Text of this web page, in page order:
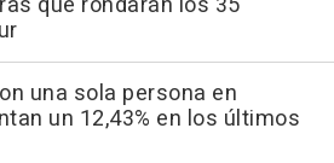
una sola persona en
un 12,43% en los últimos